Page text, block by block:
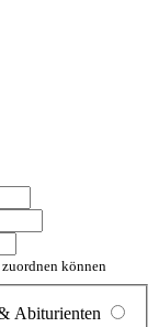
können
Abiturienten